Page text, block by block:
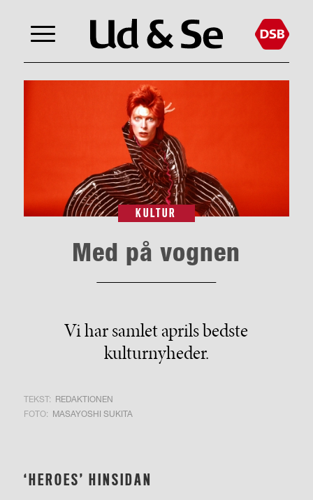
KULTUR
Med på vognen
Vi har samlet aprils bedste
kulturnyheder.
TEKST: REDAKTIONEN
FOTO: MASAYOSHI SUKITA
‘HEROES’ HINSIDAN